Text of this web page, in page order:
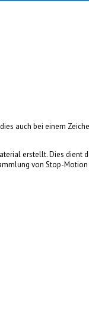
auch bei einem
erstellt. Dies dient
von Stop-